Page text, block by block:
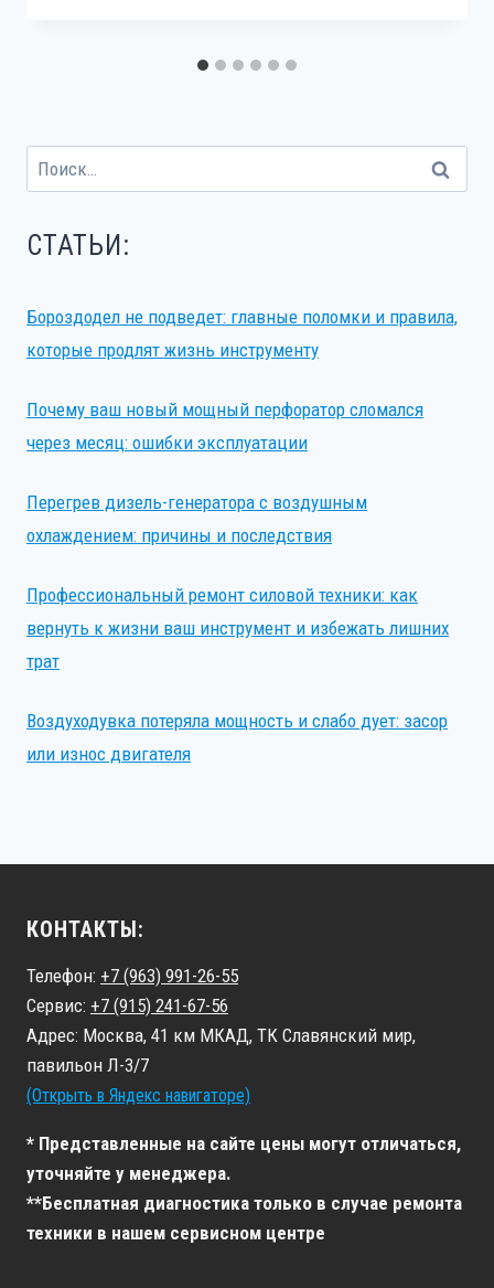
Найти:
СТАТЬИ:
Бороздодел не подведет: главные поломки и правила,
которые продлят жизнь инструменту
Почему ваш новый мощный перфоратор сломался
через месяц: ошибки эксплуатации
Перегрев дизель-генератора с воздушным
охлаждением: причины и последствия
Профессиональный ремонт силовой техники: как
вернуть к жизни ваш инструмент и избежать лишних
трат
Воздуходувка потеряла мощность и слабо дует: засор
или износ двигателя
КОНТАКТЫ:
Телефон: +7 (963) 991-26-55
Сервис: +7 (915) 241-67-56
Адрес: Москва, 41 км МКАД, ТК Славянский мир,
павильон Л-3/7
(Открыть в Яндекс навигаторе)
* Представленные на сайте цены могут отличаться,
уточняйте у менеджера.
**Бесплатная диагностика только в случае ремонта
техники в нашем сервисном центре